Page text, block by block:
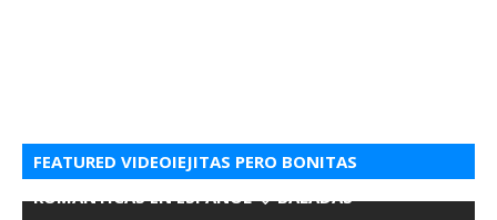
FEATURED VIDEOIEJITAS PERO BONITAS
ROMANTICAS EN ESPANOL 💘 BALADAS